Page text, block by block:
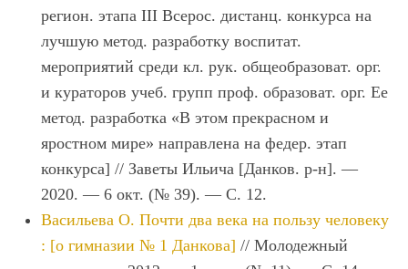
регион. этапа III Всерос. дистанц. конкурса на
лучшую метод. разработку воспитат.
мероприятий среди кл. рук. общеобразоват. орг.
и кураторов учеб. групп проф. образоват. орг. Ее
метод. разработка «В этом прекрасном и
яростном мире» направлена на федер. этап
конкурса] // Заветы Ильича [Данков. р-н]. —
2020. — 6 окт. (№ 39). — С. 12.
Васильева О. Почти два века на пользу человеку
: [о гимназии № 1 Данкова] // Молодежный